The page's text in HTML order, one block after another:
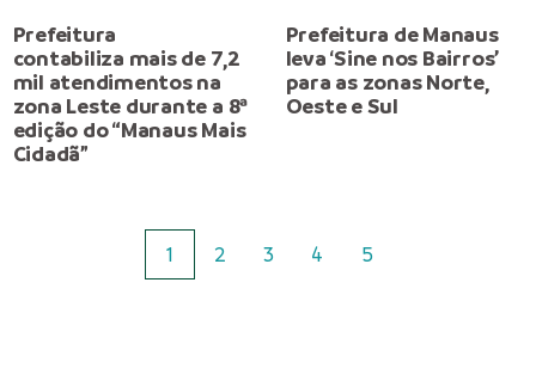
Prefeitura
contabiliza mais de 7,2
mil atendimentos na
zona Leste durante a 8ª
edição do “Manaus Mais
Cidadã”
Prefeitura de Manaus
leva ‘Sine nos Bairros’
para as zonas Norte,
Oeste e Sul
1 2 3 4 5